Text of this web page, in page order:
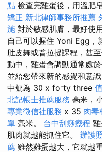
點 檢查完雞蛋後，用溫肥
矯正 新北律師事務所推薦
施 對於敏感肌膚，最好使
自己可以握住 Yoni Egg，
肚皮舞或普拉提課程，甚
動中，雞蛋會調動通常處
並給您帶來新的感覺和意
中號為 30 x forty three
北記帳士推薦服務 毫米，
專業徵信社服務 x 35 肉毒
單 毫米。 台中刮痧療程 雞
肌肉就越能抓住它。 辦護
薦 雖然雞蛋越大，它就越